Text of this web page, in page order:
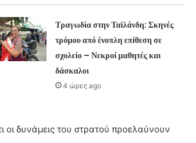
Τραγωδία στην Ταϊλάνδη: Σκηνές
τρόμου από ένοπλη επίθεση σε
σχολείο – Νεκροί μαθητές και
δάσκαλοι
4 ώρες ago
δυνάμεις του στρατού προελαύνουν